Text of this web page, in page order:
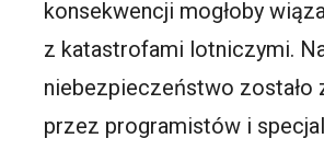
konsekwencji mogłoby
z katastrofami lotniczymi.
niebezpieczeństwo zostało
przez programistów i